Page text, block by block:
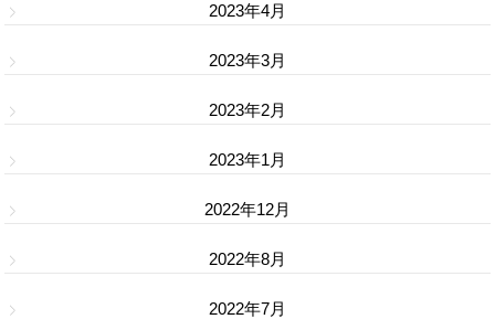
2023年4月
2023年3月
2023年2月
2023年1月
2022年12月
2022年8月
2022年7月